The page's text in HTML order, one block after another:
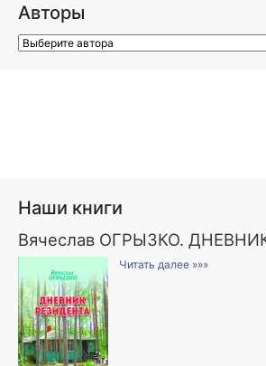
Авторы
Наши книги
Вячеслав ОГРЫЗКО.
Читать далее »»»